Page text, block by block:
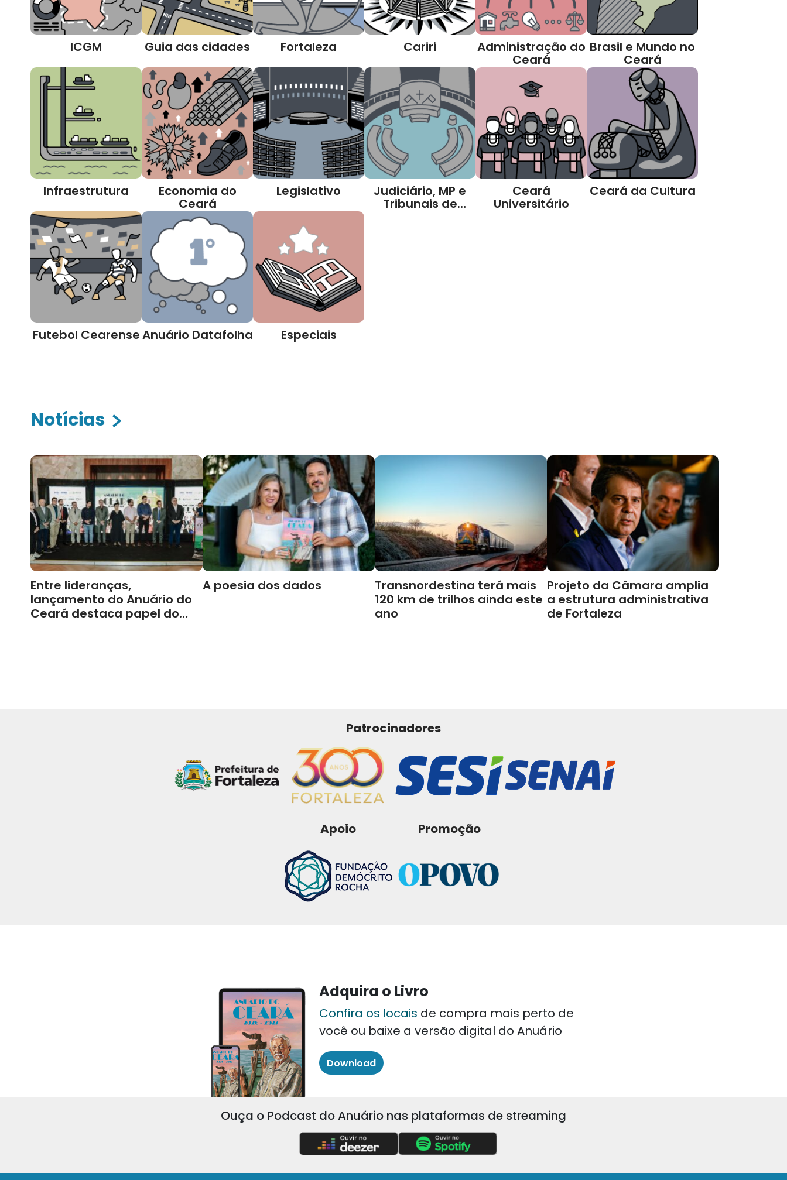
ICGM Guia das cidades Fortaleza Cariri Administração do
Ceará
Brasil e Mundo no
Ceará
Infraestrutura Economia do
Ceará
Legislativo Judiciário, MP e
Tribunais de
Ceará
Universitário
Ceará da Cultura
Futebol CearenseAnuário Datafolha Especiais
Notícias
Entre lideranças,
lançamento do Anuário do
Ceará destaca papel do
A poesia dos dados
Transnordestina terá mais
120 km de trilhos ainda este
ano
Projeto da Câmara amplia
a estrutura administrativa
de Fortaleza
Patrocinadores
Apoio Promoção
Adquira o Livro
Confira os locais de compra mais perto de
você ou baixe a versão digital do Anuário
Download
Ouça o Podcast do Anuário nas plataformas de streaming